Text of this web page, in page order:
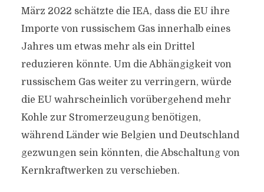
März 2022 schätzte die IEA, dass die EU ihre
Importe von russischem Gas innerhalb eines
Jahres um etwas mehr als ein Drittel
reduzieren könnte. Um die Abhängigkeit von
russischem Gas weiter zu verringern, würde
die EU wahrscheinlich vorübergehend mehr
Kohle zur Stromerzeugung benötigen,
während Länder wie Belgien und Deutschland
gezwungen sein könnten, die Abschaltung von
Kernkraftwerken zu verschieben.